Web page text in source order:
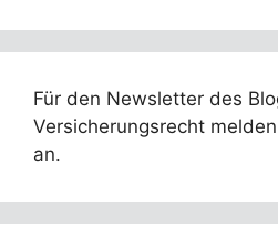
Für den Newsletter des
Versicherungsrecht
an.